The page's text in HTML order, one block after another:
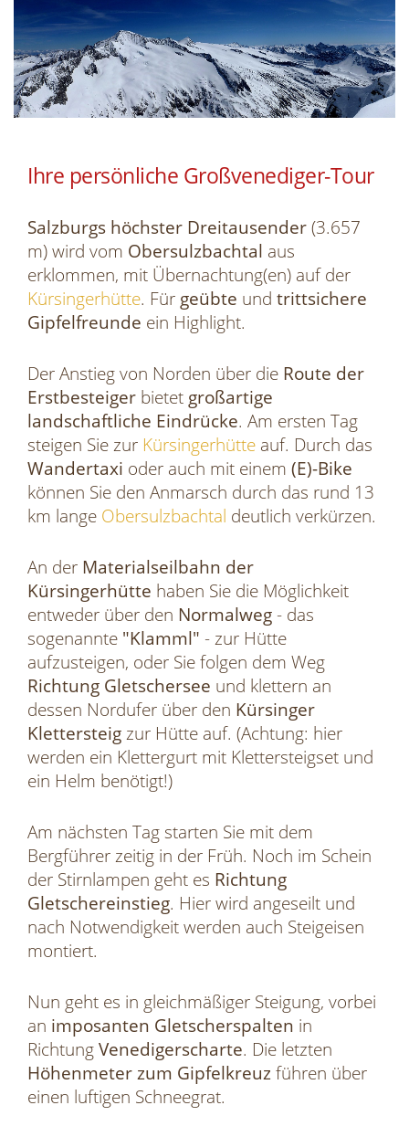
Ihre persönliche Großvenediger-Tour
Salzburgs höchster Dreitausender(3.657
m) wird vom Obersulzbachtal aus
erklommen, mit Übernachtung(en) auf der
Kürsingerhütte. Für geübte und trittsichere
Gipfelfreunde ein Highlight.
Der Anstieg von Norden über die Route der
Erstbesteiger bietet großartige
landschaftliche Eindrücke. Am ersten Tag
steigen Sie zur Kürsingerhütte auf. Durch das
Wandertaxi oder auch mit einem (E)-Bike
können Sie den Anmarsch durch das rund 13
km lange Obersulzbachtal deutlich verkürzen.
An der Materialseilbahn der
Kürsingerhütte haben Sie die Möglichkeit
entweder über den Normalweg - das
sogenannte "Klamml" - zur Hütte
aufzusteigen, oder Sie folgen dem Weg
Richtung Gletschersee und klettern an
dessen Nordufer über den Kürsinger
Klettersteigzur Hütte auf. (Achtung: hier
werden ein Klettergurt mit Klettersteigset und
ein Helm benötigt!)
Am nächsten Tag starten Sie mit dem
Bergführer zeitig in der Früh. Noch im Schein
der Stirnlampen geht es Richtung
Gletschereinstieg. Hier wird angeseilt und
nach Notwendigkeit werden auch Steigeisen
montiert.
Nun geht es in gleichmäßiger Steigung, vorbei
an imposanten Gletscherspalten in
RichtungVenedigerscharte. Die letzten
Höhenmeter zum Gipfelkreuzführen über
einen luftigen Schneegrat.